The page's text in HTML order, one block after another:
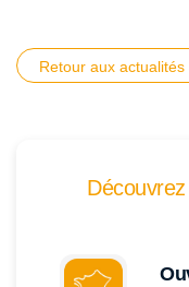
Retour aux actualités